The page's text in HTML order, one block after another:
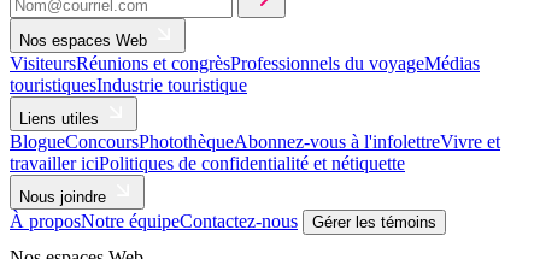
Nos espaces Web
VisiteursRéunions et congrèsProfessionnels du voyageMédias
touristiquesIndustrie touristique
Liens utiles
BlogueConcoursPhotothèqueAbonnez-vous à l'infolettreVivre et
travailler iciPolitiques de confidentialité et nétiquette
Nous joindre
À proposNotre équipeContactez-nous Gérer les témoins